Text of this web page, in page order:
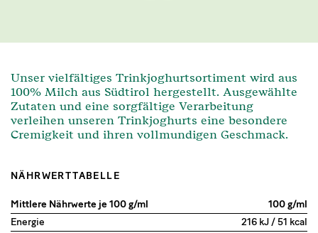
Unser vielfältiges Trinkjoghurtsortiment wird aus
100% Milch aus Südtirol hergestellt. Ausgewählte
Zutaten und eine sorgfältige Verarbeitung
verleihen unseren Trinkjoghurts eine besondere
Cremigkeit und ihren vollmundigen Geschmack.
NÄHRWERTTABELLE
Mittlere Nährwerte je 100 g/ml
100 g/ml
Energie
216 kJ / 51 kcal